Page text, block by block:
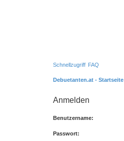
Schnellzugriff FAQ
Debuetanten.at - Startseite
Anmelden
Benutzername:
Passwort: